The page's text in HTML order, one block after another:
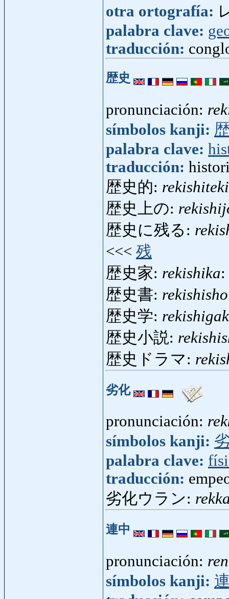
otra ortografía:
palabra clave:
traducción:
歴史
pronunciación:
símbolos kanji:
palabra clave:
traducción:
歴史的: rekishiteki
歴史上の:
歴史に残る:
<<< 残
歴史家: rekishika
歴史書: rekishisho
歴史学:
歴史小説:
歴史ドラマ:
劣化
pronunciación:
símbolos kanji:
palabra clave:
traducción:
劣化ウラン:
連中
pronunciación:
símbolos kanji: